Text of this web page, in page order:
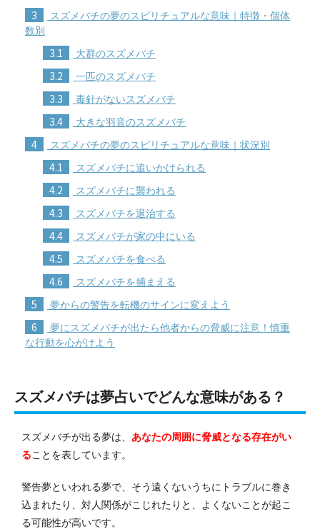
3
スズメバチの夢のスピリチュアルな意味｜特徴・個体
数別
3.1 大群のスズメバチ
3.2 一匹のスズメバチ
3.3 毒針がないスズメバチ
3.4 大きな羽音のスズメバチ
4 スズメバチの夢のスピリチュアルな意味｜状況別
4.1 スズメバチに追いかけられる
4.2 スズメバチに襲われる
4.3 スズメバチを退治する
4.4 スズメバチが家の中にいる
4.5 スズメバチを食べる
4.6 スズメバチを捕まえる
5 夢からの警告を転機のサインに変えよう
6
夢にスズメバチが出たら他者からの脅威に注意！慎重
な行動を心がけよう
スズメバチは夢占いでどんな意味がある？
スズメバチが出る夢は、 あなたの周囲に脅威となる存在がい
ることを表しています。
警告夢といわれる夢で、そう遠くないうちにトラブルに巻き
込まれたり、対人関係がこじれたりと、よくないことが起こ
る可能性が高いです。